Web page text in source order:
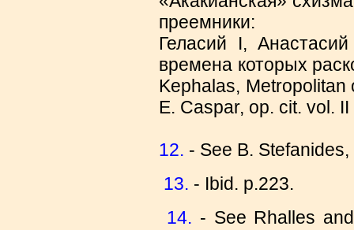
преемники:
Геласий I,
времена которых
Kephalas,
Ε. Caspar, οp. cit. vοl.
12. - See Β.
13. - Ibid. p.223.
14. - See Rhalles